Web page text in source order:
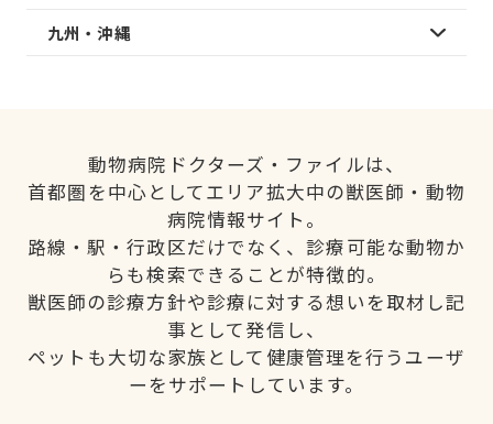
九州・沖縄
動物病院ドクターズ・ファイルは、
首都圏を中心としてエリア拡大中の獣医師・動物
病院情報サイト。
路線・駅・行政区だけでなく、診療可能な動物か
らも検索できることが特徴的。
獣医師の診療方針や診療に対する想いを取材し記
事として発信し、
ペットも大切な家族として健康管理を行うユーザ
ーをサポートしています。